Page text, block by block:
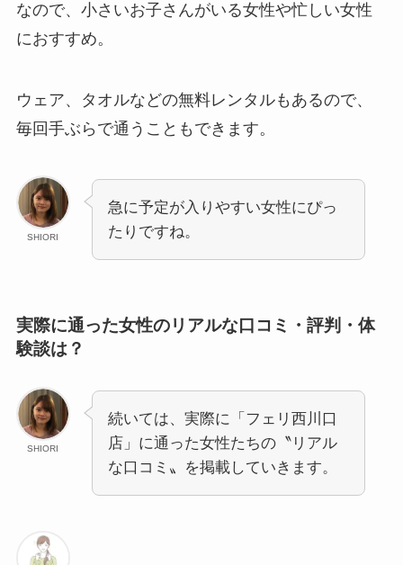
なので、小さいお子さんがいる女性や忙しい女性
におすすめ。
ウェア、タオルなどの無料レンタルもあるので、
毎回手ぶらで通うこともできます。
SHIORI
急に予定が入りやすい女性にぴっ
たりですね。
実際に通った女性のリアルな口コミ・評判・体
験談は？
SHIORI
続いては、実際に「フェリ西川口
店」に通った女性たちの〝リアル
な口コミ〟を掲載していきます。